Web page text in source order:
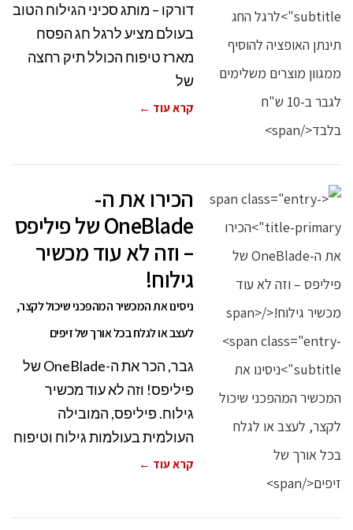
דורקו – מותג סכיני הגילוח הטוב
בעולם מציע לרגל חג הפסח
מארז טיפוח הכולל תיק רחצה
של
קרא עוד ←
הכירו את ה-
OneBlade של פיליפס
– וזה לא עוד מכשיר
גילוח!
ניסינו את המכשיר המהפכני שיכול לקצר,
לעצב או לגלח בכל אורך של זיפים
גבר, הכר את ה-OneBlade של
פיליפס! וזה לא עוד מכשיר
גילוח. פיליפס, המובילה
העולמית בעולמות גילוח וטיפוח
קרא עוד ←